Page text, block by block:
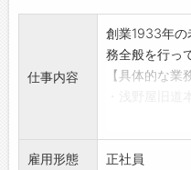
仕事内容
創業1933年の
務全般を行っ
【具体的な業
ル・キッチン
（デリ）やサ
製造をお願い
雇用形態 正社員